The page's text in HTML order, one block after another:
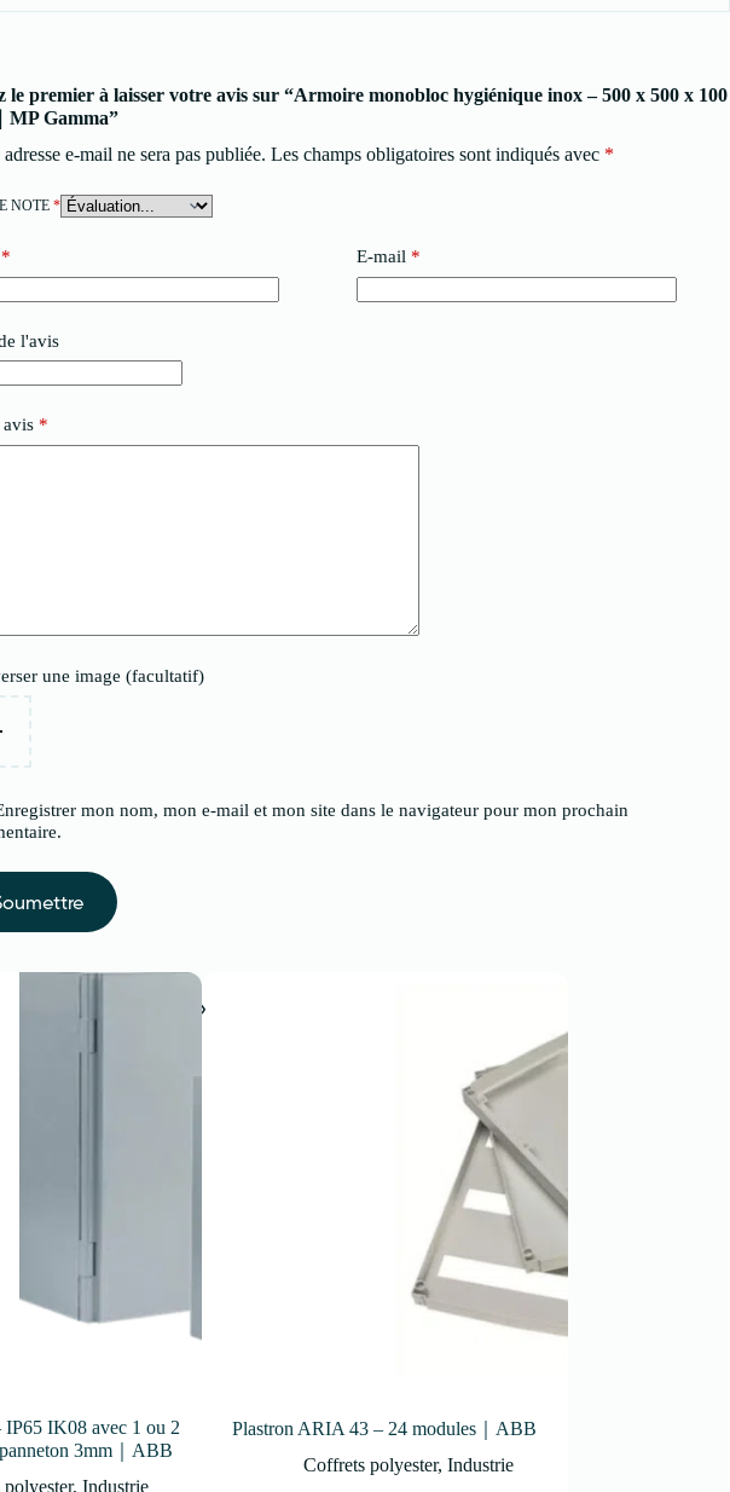
le premier à laisser votre avis sur “Armoire monobloc hygiénique inox – 500 x 500 x 100
MP Gamma”
e-mail ne sera pas publiée. Les champs obligatoires sont indiqués avec *
NOTE *
E-mail*
l'avis
avis *
une image (facultatif)
mon nom, mon e-mail et mon site dans le navigateur pour mon prochain
IK08 avec 1 ou 2
3mm｜ABB
, Industrie
Plastron ARIA 43 – 24 modules｜ABB
Coffrets polyester,Industrie